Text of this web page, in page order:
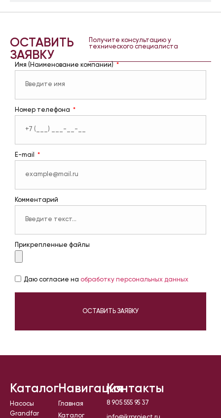
ОСТАВИТЬ
ЗАЯВКУ
Получите консультацию у
технического специалиста
Имя (Наименование компании)
Номер телефона
E-mail
Комментарий
Прикрепленные файлы
Даю согласие на обработку персональных данных
ОСТАВИТЬ ЗАЯВКУ
Каталог
Насосы
Grandfar
Навигация
Главная
Каталог
Контакты
8 905 555 95 37